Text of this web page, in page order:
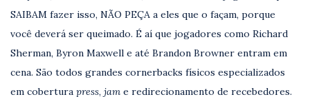
SAIBAM fazer isso, NÃO PEÇA a eles que o façam, porque
você deverá ser queimado. É aí que jogadores como Richard
Sherman, Byron Maxwell e até Brandon Browner entram em
cena. São todos grandes cornerbacks físicos especializados
em cobertura press, jam e redirecionamento de recebedores.